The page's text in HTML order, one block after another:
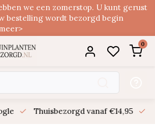
we een zomerstop. U kunt gerust
bestelling wordt bezorgd begin
0
Thuisbezorgd vanaf €14,95